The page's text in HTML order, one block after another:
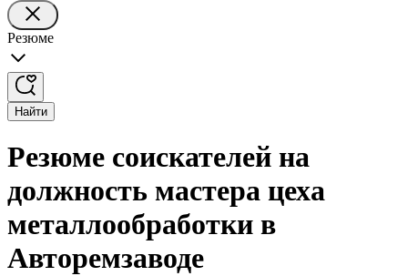
Резюме
Найти
Резюме соискателей на
должность мастера цеха
металлообработки в
Авторемзаводе